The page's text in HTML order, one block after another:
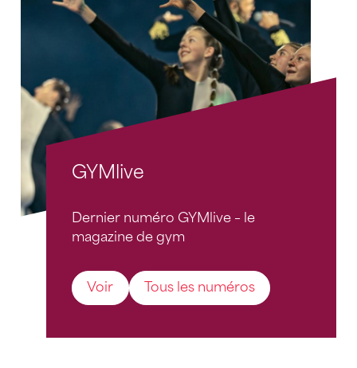
GYMlive
Dernier numéro GYMlive – le
magazine de gym
Voir Tous les numéros